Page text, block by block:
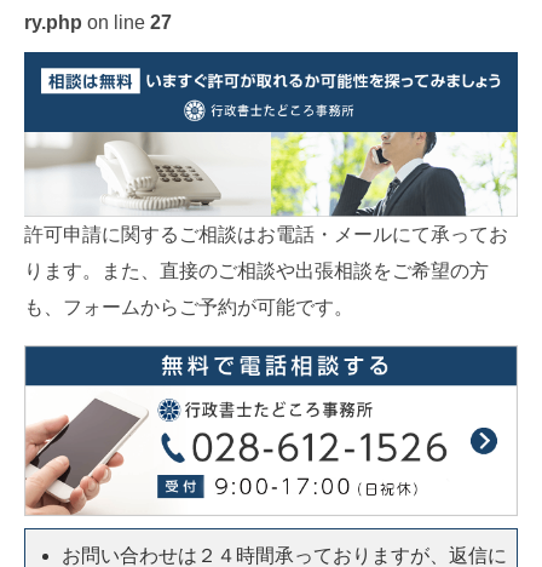
ry.php on line 27
許可申請に関するご相談はお電話・メールにて承ってお
ります。また、直接のご相談や出張相談をご希望の方
も、フォームからご予約が可能です。
お問い合わせは２４時間承っておりますが、返信に